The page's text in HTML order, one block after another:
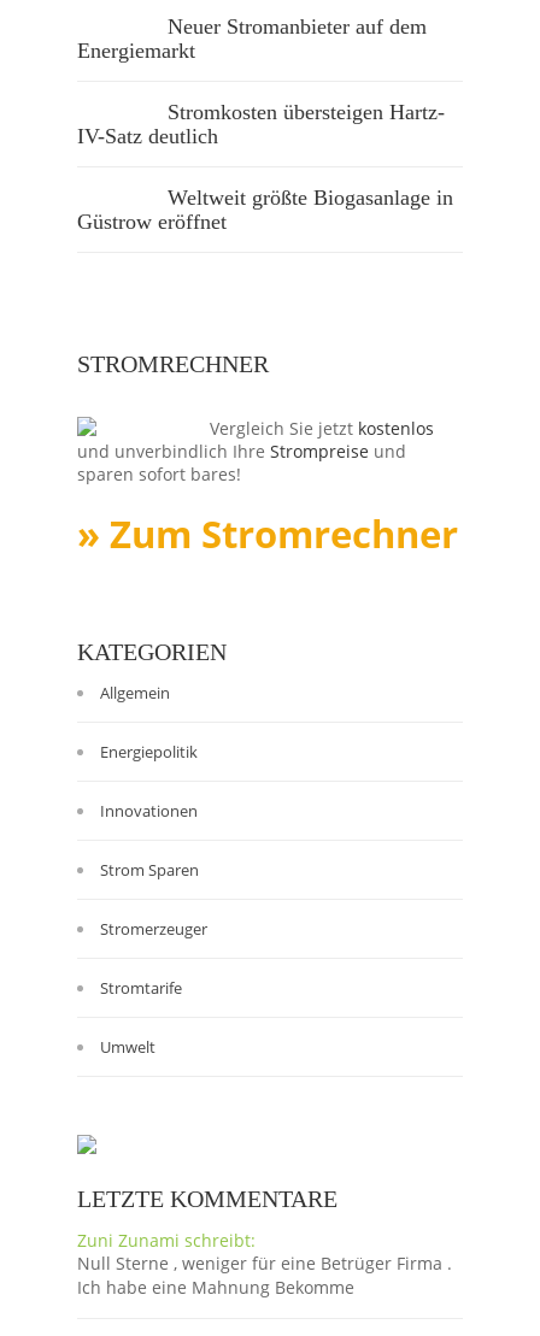
Neuer Stromanbieter auf dem
Energiemarkt
Stromkosten übersteigen Hartz-
IV-Satz deutlich
Weltweit größte Biogasanlage in
Güstrow eröffnet
STROMRECHNER
Vergleich Sie jetzt kostenlos
und unverbindlich Ihre Strompreise und
sparen sofort bares!
» Zum Stromrechner
KATEGORIEN
Allgemein
Energiepolitik
Innovationen
Strom Sparen
Stromerzeuger
Stromtarife
Umwelt
LETZTE KOMMENTARE
Zuni Zunami schreibt:
Null Sterne , weniger für eine Betrüger Firma .
Ich habe eine Mahnung Bekomme